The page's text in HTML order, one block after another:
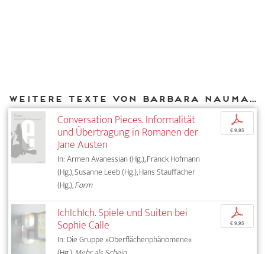
Weitere Texte von Barbara Naumann bei DIAPHANES
Conversation Pieces. Informalität
und Übertragung in Romanen der
Jane Austen
In: Armen Avanessian (Hg.), Franck Hofmann
(Hg.), Susanne Leeb (Hg.), Hans Stauffacher
(Hg.),Form
p
€ 9,95
IchIchIch. Spiele und Suiten bei
Sophie Calle
In: Die Gruppe »Oberflächenphänomene«
p
€ 9,95